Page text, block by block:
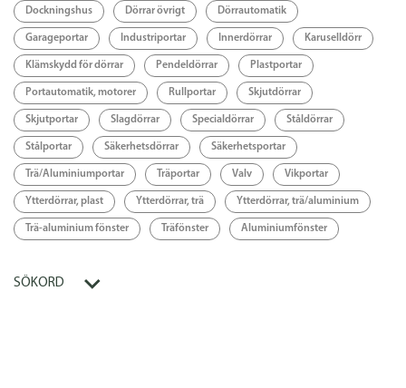
Dockningshus Dörrar övrigt Dörrautomatik
Garageportar Industriportar Innerdörrar Karuselldörr
Klämskydd för dörrar Pendeldörrar Plastportar
Portautomatik, motorer Rullportar Skjutdörrar
Skjutportar Slagdörrar Specialdörrar Ståldörrar
Stålportar Säkerhetsdörrar Säkerhetsportar
Trä/Aluminiumportar Träportar Valv Vikportar
Ytterdörrar, plast Ytterdörrar, trä Ytterdörrar, trä/aluminium
Trä-aluminium fönster Träfönster Aluminiumfönster
SÖKORD